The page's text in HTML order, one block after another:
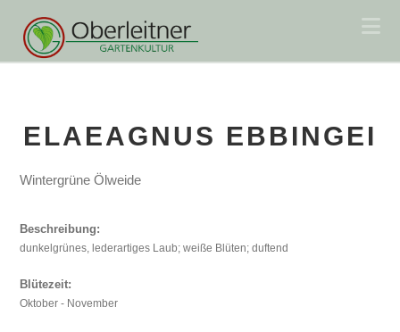
ELAEAGNUS EBBINGEI
Wintergrüne Ölweide
Beschreibung:
dunkelgrünes, lederartiges Laub; weiße Blüten; duftend
Blütezeit:
Oktober - November